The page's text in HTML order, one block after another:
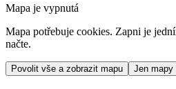
Mapa je vypnutá
Mapa potřebuje cookies. Zapni je
načte.
Povolit vše a zobrazit mapu Jen mapy